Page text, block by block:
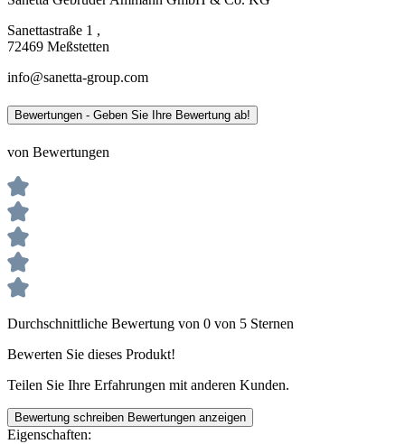
Sanettastraße 1 ,
72469 Meßstetten
info@sanetta-group.com
Bewertungen - Geben Sie Ihre Bewertung ab!
von Bewertungen
Durchschnittliche Bewertung von 0 von 5 Sternen
Bewerten Sie dieses Produkt!
Teilen Sie Ihre Erfahrungen mit anderen Kunden.
Bewertung schreiben Bewertungen anzeigen
Eigenschaften: